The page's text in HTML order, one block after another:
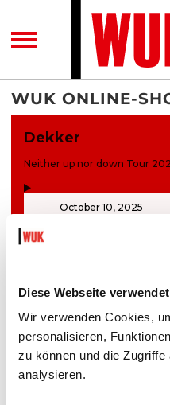
Diese Webseite
Wir verwenden Cookies,
personalisieren,
zu können und die
analysieren.
TOGGLE
WUK ONLINE-